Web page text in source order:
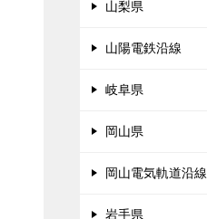
山梨県
山陽電鉄沿線
岐阜県
岡山県
岡山電気軌道沿線
岩手県